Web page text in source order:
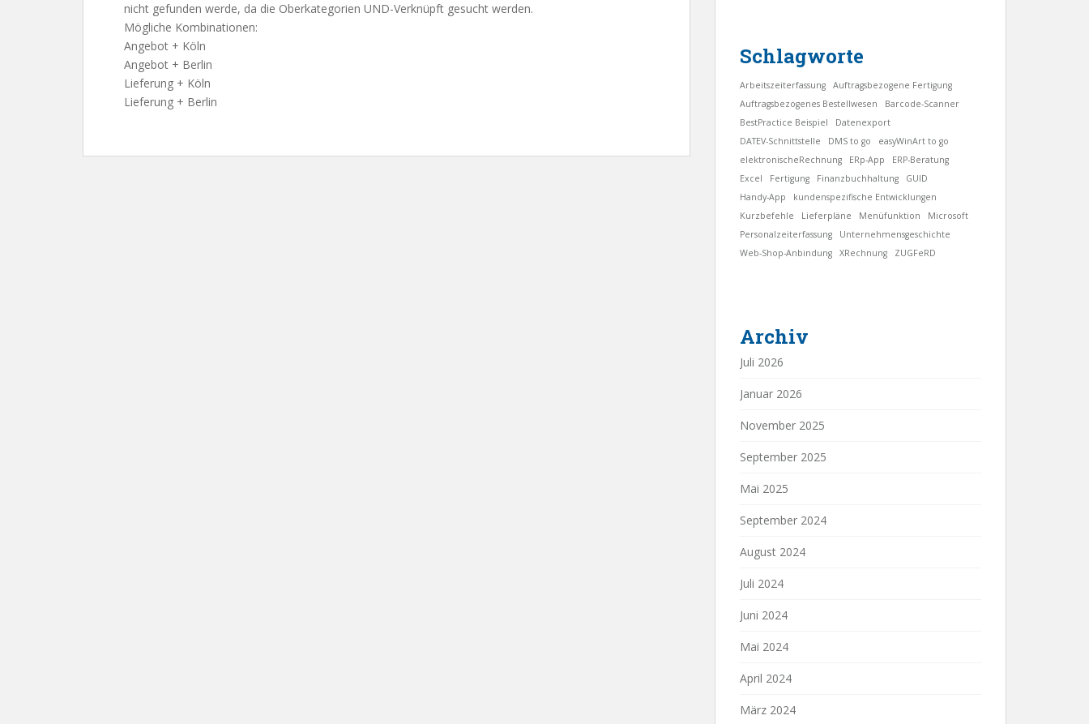
nicht gefunden werde, da die Oberkategorien UND-Verknüpft gesucht werden.
Mögliche Kombinationen:
Angebot + Köln
Angebot + Berlin
Lieferung + Köln
Lieferung + Berlin
Schlagworte
Arbeitszeiterfassung
Auftragsbezogene Fertigung
Auftragsbezogenes Bestellwesen
Barcode-Scanner
BestPractice Beispiel
Datenexport
DATEV-Schnittstelle
DMS to go
easyWinArt to go
elektronischeRechnung
ERp-App
ERP-Beratung
Excel
Fertigung Finanzbuchhaltung
GUID
Handy-App
kundenspezifische Entwicklungen
Kurzbefehle
Lieferpläne Menüfunktion
Microsoft
Personalzeiterfassung
Unternehmensgeschichte
Web-Shop-Anbindung
XRechnung ZUGFeRD
Archiv
Juli 2026
Januar 2026
November 2025
September 2025
Mai 2025
September 2024
August 2024
Juli 2024
Juni 2024
Mai 2024
April 2024
März 2024